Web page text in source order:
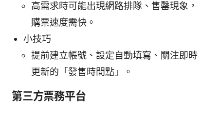
高需求時可能出現網路排隊、售罄現象，
購票速度需快。
小技巧
提前建立帳號、設定自動填寫、關注即時
更新的「發售時間點」。
第三方票務平台